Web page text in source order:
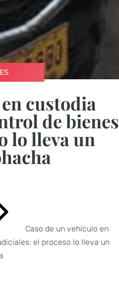
custodia
de bienes
lo lleva un
Caso de un vehículo en
el proceso lo lleva un